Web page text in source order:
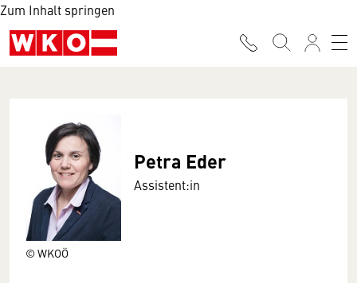
Zum Inhalt springen
© WKOÖ
Petra Eder
Assistent:in